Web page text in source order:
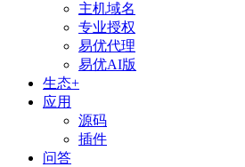
主机域名
专业授权
易优代理
易优AI版
生态+
应用
源码
插件
问答